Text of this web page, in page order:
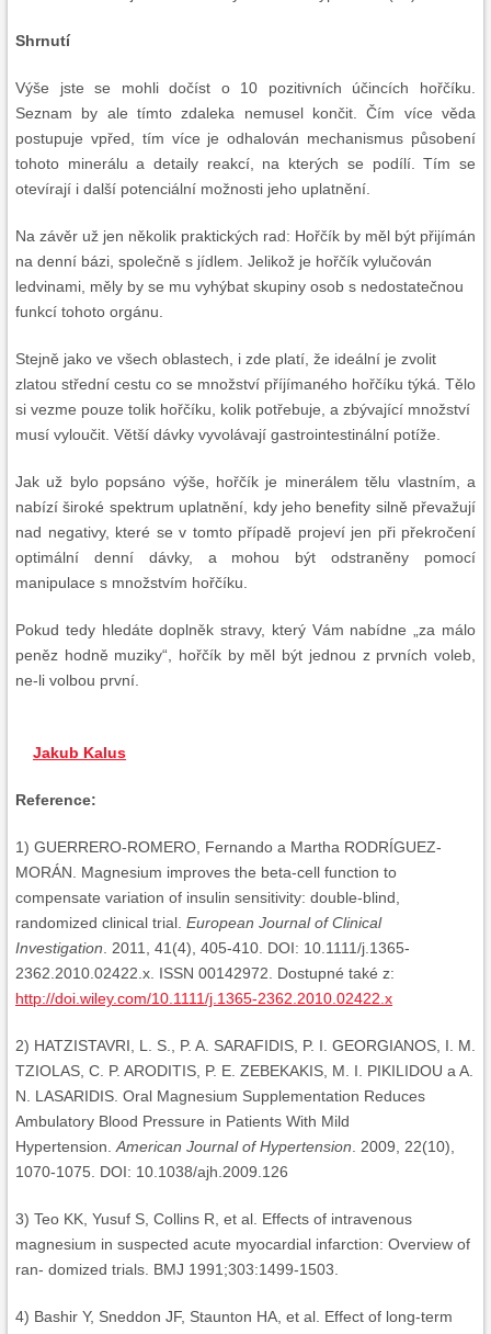
Shrnutí
Výše jste se mohli dočíst o 10 pozitivních účincích hořčíku.
Seznam by ale tímto zdaleka nemusel končit. Čím více věda
postupuje vpřed, tím více je odhalován mechanismus působení
tohoto minerálu a detaily reakcí, na kterých se podílí. Tím se
otevírají i další potenciální možnosti jeho uplatnění.
Na závěr už jen několik praktických rad: Hořčík by měl být přijímán
na denní bázi, společně s jídlem. Jelikož je hořčík vylučován
ledvinami, měly by se mu vyhýbat skupiny osob s nedostatečnou
funkcí tohoto orgánu.
Stejně jako ve všech oblastech, i zde platí, že ideální je zvolit
zlatou střední cestu co se množství příjímaného hořčíku týká. Tělo
si vezme pouze tolik hořčíku, kolik potřebuje, a zbývající množství
musí vyloučit. Větší dávky vyvolávají gastrointestinální potíže.
Jak už bylo popsáno výše, hořčík je minerálem tělu vlastním, a
nabízí široké spektrum uplatnění, kdy jeho benefity silně převažují
nad negativy, které se v tomto případě projeví jen při překročení
optimální denní dávky, a mohou být odstraněny pomocí
manipulace s množstvím hořčíku.
Pokud tedy hledáte doplněk stravy, který Vám nabídne „za málo
peněz hodně muziky“, hořčík by měl být jednou z prvních voleb,
ne-li volbou první.
Jakub Kalus
Reference:
1) GUERRERO-ROMERO, Fernando a Martha RODRÍGUEZ-
MORÁN. Magnesium improves the beta-cell function to
compensate variation of insulin sensitivity: double-blind,
randomized clinical trial. European Journal of Clinical
Investigation . 2011, 41(4), 405-410. DOI: 10.1111/j.1365-
2362.2010.02422.x. ISSN 00142972. Dostupné také z:
http://doi.wiley.com/10.1111/j.1365-2362.2010.02422.x
2) HATZISTAVRI, L. S., P. A. SARAFIDIS, P. I. GEORGIANOS, I. M.
TZIOLAS, C. P. ARODITIS, P. E. ZEBEKAKIS, M. I. PIKILIDOU a A.
N. LASARIDIS. Oral Magnesium Supplementation Reduces
Ambulatory Blood Pressure in Patients With Mild
Hypertension. American Journal of Hypertension . 2009, 22(10),
1070-1075. DOI: 10.1038/ajh.2009.126
3) Teo KK, Yusuf S, Collins R, et al. Effects of intravenous
magnesium in suspected acute myocardial infarction: Overview of
ran- domized trials. BMJ 1991;303:1499-1503.
4) Bashir Y, Sneddon JF, Staunton HA, et al. Effect of long-term